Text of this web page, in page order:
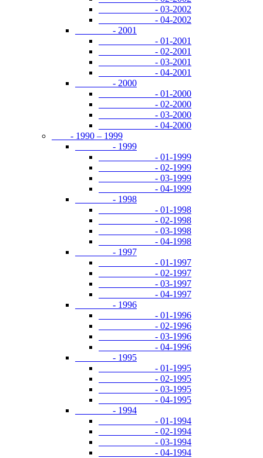
- 03-2002
- 04-2002
- 2001
- 01-2001
- 02-2001
- 03-2001
- 04-2001
- 2000
- 01-2000
- 02-2000
- 03-2000
- 04-2000
- 1990 – 1999
- 1999
- 01-1999
- 02-1999
- 03-1999
- 04-1999
- 1998
- 01-1998
- 02-1998
- 03-1998
- 04-1998
- 1997
- 01-1997
- 02-1997
- 03-1997
- 04-1997
- 1996
- 01-1996
- 02-1996
- 03-1996
- 04-1996
- 1995
- 01-1995
- 02-1995
- 03-1995
- 04-1995
- 1994
- 01-1994
- 02-1994
- 03-1994
- 04-1994